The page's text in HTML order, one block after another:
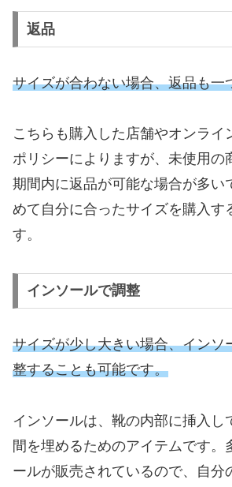
返品
サイズが合わない場合、返品も一
こちらも購入した店舗やオンライ
ポリシーによりますが、未使用の
期間内に返品が可能な場合が多い
めて自分に合ったサイズを購入す
す。
インソールで調整
サイズが少し大きい場合、インソ
整することも可能です。
インソールは、靴の内部に挿入し
間を埋めるためのアイテムです。
ールが販売されているので、自分